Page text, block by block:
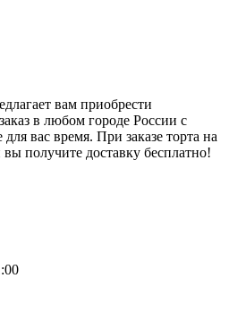
вам приобрести
в любом городе России с
вас время. При заказе торта на
получите доставку бесплатно!